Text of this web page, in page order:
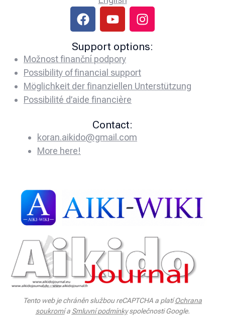
Support options:
Možnost finanční podpory
Possibility of financial support
Möglichkeit der finanziellen Unterstützung
Possibilité d’aide financière
Contact:
koran.aikido@gmail.com
More here!
Tento web je chráněn službou reCAPTCHA a platíOchrana
soukromía Smluvní podmínkyspolečnosti Google.